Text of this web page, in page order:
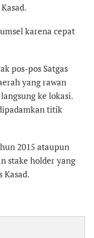
karena cepat
pos-pos Satgas
yang rawan
ke lokasi.
titik
2015 ataupun
stake holder yang
Kasad.